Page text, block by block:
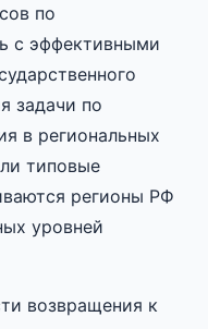
по
с эффективными
задачи по
в региональных
типовые
регионы РФ
уровней
возвращения к